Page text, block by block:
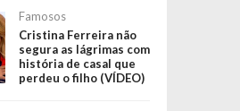
Famosos
Cristina Ferreira não
segura as lágrimas com
história de casal que
perdeu o filho (VÍDEO)